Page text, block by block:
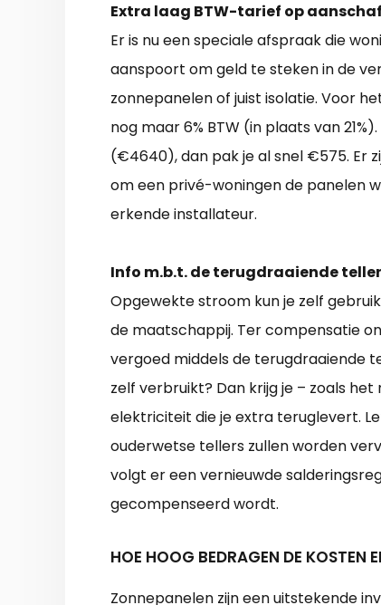
Extra laag BTW-tarief op
Er is nu een speciale afspraak die
aanspoort om geld te steken in de
zonnepanelen of juist isolatie. Voor
nog maar 6% BTW (in plaats van
(€4640), dan pak je al snel €575. Er
om een privé-woningen de panelen
erkende installateur.
Info m.b.t. de terugdraaiende teller
Opgewekte stroom kun je zelf
de maatschappij. Ter compensatie
vergoed middels de terugdraaiende
zelf verbruikt? Dan krijg je – zoals
elektriciteit die je extra teruglevert.
ouderwetse tellers zullen worden
volgt er een vernieuwde
gecompenseerd wordt.
HOE HOOG BEDRAGEN DE KOSTEN
Zonnepanelen zijn een uitstekende